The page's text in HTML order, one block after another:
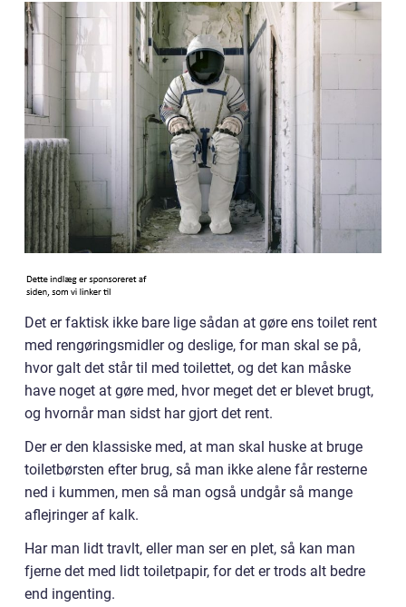
Det er faktisk ikke bare lige sådan at gøre ens toilet rent
med rengøringsmidler og deslige, for man skal se på,
hvor galt det står til med toilettet, og det kan måske
have noget at gøre med, hvor meget det er blevet brugt,
og hvornår man sidst har gjort det rent.
Der er den klassiske med, at man skal huske at bruge
toiletbørsten efter brug, så man ikke alene får resterne
ned i kummen, men så man også undgår så mange
aflejringer af kalk.
Har man lidt travlt, eller man ser en plet, så kan man
fjerne det med lidt toiletpapir, for det er trods alt bedre
end ingenting.